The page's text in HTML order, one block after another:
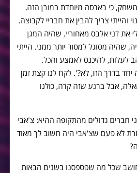
כי בארסה מיוחדת במובן הזה.
והייתי צריך להבין את חבריי לקבוצה.
את דני אלבס מאחוריי, שהיה המגן
שהיה מסוגל למסור יותר ממני. הייתי
לעלות, להיכנס לאמצע והכל.
בדרך הזו, לא?'. לקח לנו קצת זמן
אבל ברגע שזה קרה, כולנו
חברים גדולים מהתקופה ההיא: צ'אבי
לא פעם שצ'אבי היה חשוב לך מאוד
חושב שכל מה שפספסנו בשנים הבאות